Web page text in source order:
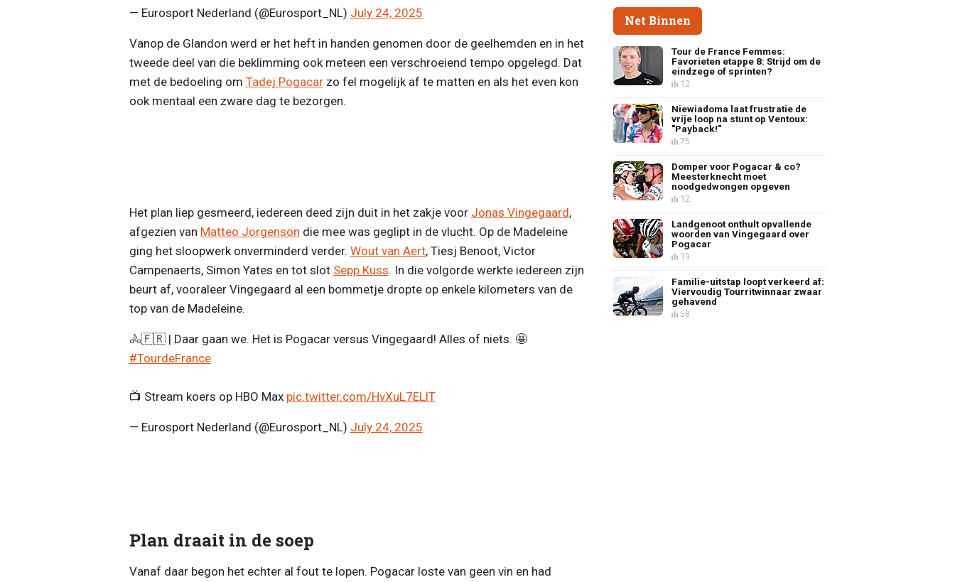
— Eurosport Nederland (@Eurosport_NL) July 24, 2025
Vanop de Glandon werd er het heft in handen genomen door de geelhemden en in het
tweede deel van die beklimming ook meteen een verschroeiend tempo opgelegd. Dat
met de bedoeling om Tadej Pogacarzo fel mogelijk af te matten en als het even kon
ook mentaal een zware dag te bezorgen.
Het plan liep gesmeerd, iedereen deed zijn duit in het zakje voor Jonas Vingegaard,
afgezien van Matteo Jorgenson die mee was geglipt in de vlucht. Op de Madeleine
ging het sloopwerk onverminderd verder. Wout van Aert, Tiesj Benoot, Victor
Campenaerts, Simon Yates en tot slot Sepp Kuss. In die volgorde werkte iedereen zijn
beurt af, vooraleer Vingegaard al een bommetje dropte op enkele kilometers van de
top van de Madeleine.
🚴🇫🇷 | Daar gaan we. Het is Pogacar versus Vingegaard! Alles of niets. 🤩
#TourdeFrance
📺 Stream koers op HBO Max pic.twitter.com/HvXuL7ELlT
— Eurosport Nederland (@Eurosport_NL) July 24, 2025
Plan draait in de soep
Vanaf daar begon het echter al fout te lopen. Pogacar loste van geen vin en had
Net Binnen
Tour de France Femmes:
Favorieten etappe 8: Strijd om de
eindzege of sprinten?
12
Niewiadoma laat frustratie de
vrije loop na stunt op Ventoux:
"Payback!"
75
Domper voor Pogacar & co?
Meesterknecht moet
noodgedwongen opgeven
12
Landgenoot onthult opvallende
woorden van Vingegaard over
Pogacar
19
Familie-uitstap loopt verkeerd af:
Viervoudig Tourritwinnaar zwaar
gehavend
58